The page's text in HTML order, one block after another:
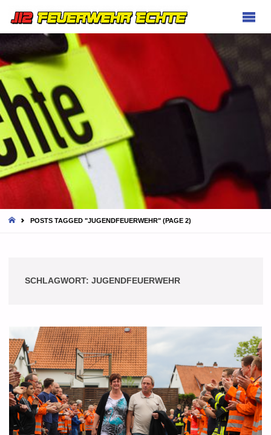
HOMEPOSTS TAGGED "JUGENDFEUERWEHR"(PAGE 2)
SCHLAGWORT: JUGENDFEUERWEHR